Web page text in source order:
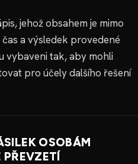
jehož obsahem je mimo
a výsledek provedené
vybaveni tak, aby mohli
pro účely dalšího řešení
OSOBÁM